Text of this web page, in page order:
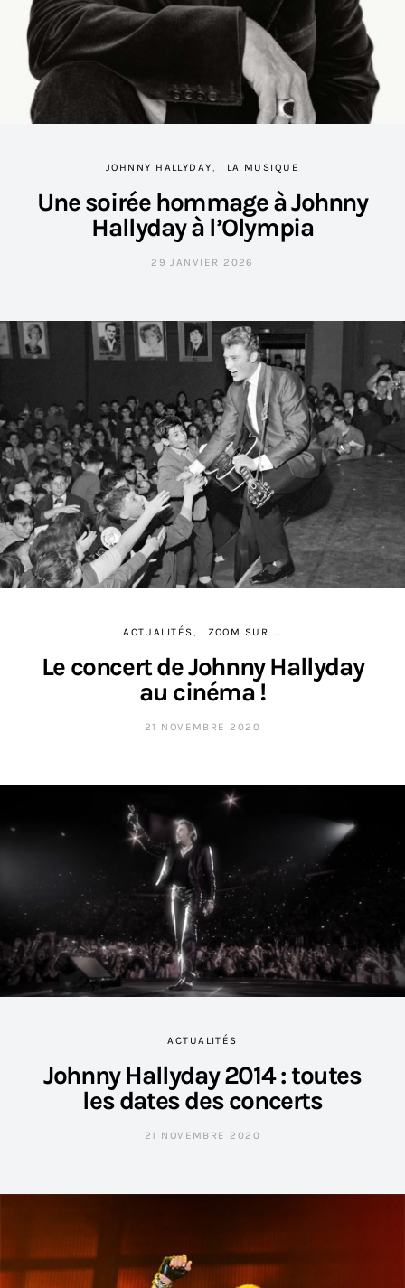
JOHNNY HALLYDAY LA MUSIQUE
Une soirée hommage à Johnny
Hallyday à l’Olympia
29 JANVIER 2026
ACTUALITÉS ZOOM SUR ...
Le concert de Johnny Hallyday
au cinéma !
21 NOVEMBRE 2020
ACTUALITÉS
Johnny Hallyday 2014 : toutes
les dates des concerts
21 NOVEMBRE 2020